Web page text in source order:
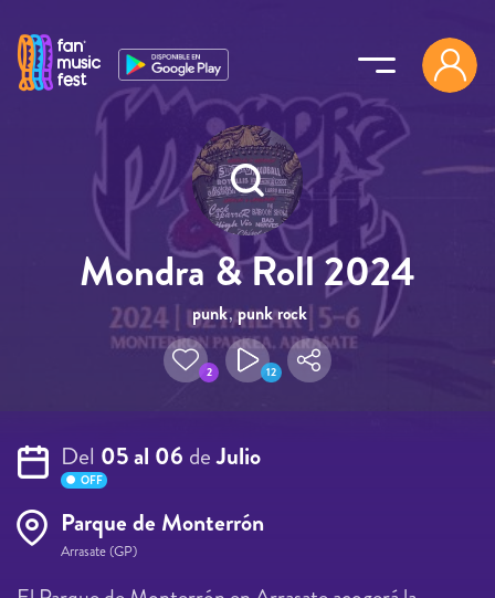
Mondra & Roll 2024
punk,punk rock
2 12
Del 05 al 06 deJulio
OFF
Parque de Monterrón
Arrasate (GP)